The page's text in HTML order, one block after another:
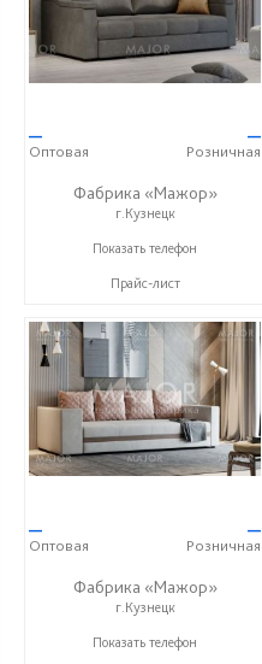
—
Оптовая
—
Розничная
Фабрика «Мажор»
г.Кузнецк
+7 (999) 611-98-99
Показать телефон
Прайс-лист
—
Оптовая
—
Розничная
Фабрика «Мажор»
г.Кузнецк
+7 (999) 611-98-99
Показать телефон